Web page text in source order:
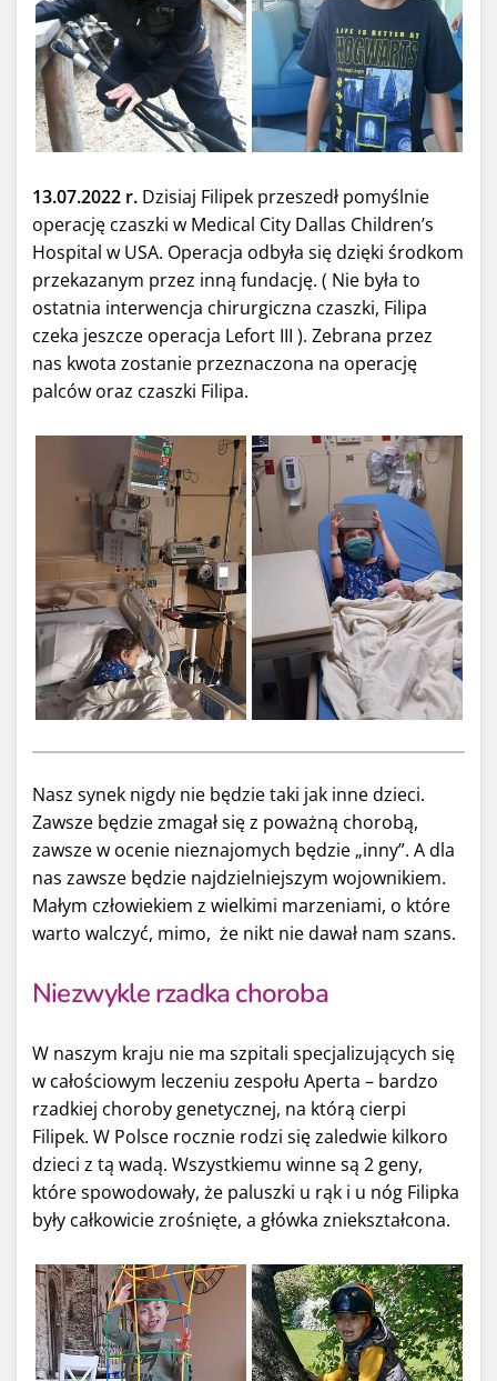
13.07.2022 r. Dzisiaj Filipek przeszedł pomyślnie
operację czaszki w Medical City Dallas Children’s
Hospital w USA. Operacja odbyła się dzięki środkom
przekazanym przez inną fundację. ( Nie była to
ostatnia interwencja chirurgiczna czaszki, Filipa
czeka jeszcze operacja Lefort III ). Zebrana przez
nas kwota zostanie przeznaczona na operację
palców oraz czaszki Filipa.
Nasz synek nigdy nie będzie taki jak inne dzieci.
Zawsze będzie zmagał się z poważną chorobą,
zawsze w ocenie nieznajomych będzie „inny”. A dla
nas zawsze będzie najdzielniejszym wojownikiem.
Małym człowiekiem z wielkimi marzeniami, o które
warto walczyć, mimo, że nikt nie dawał nam szans.
Niezwykle rzadka choroba
W naszym kraju nie ma szpitali specjalizujących się
w całościowym leczeniu zespołu Aperta – bardzo
rzadkiej choroby genetycznej, na którą cierpi
Filipek. W Polsce rocznie rodzi się zaledwie kilkoro
dzieci z tą wadą. Wszystkiemu winne są 2 geny,
które spowodowały, że paluszki u rąk i u nóg Filipka
były całkowicie zrośnięte, a główka zniekształcona.